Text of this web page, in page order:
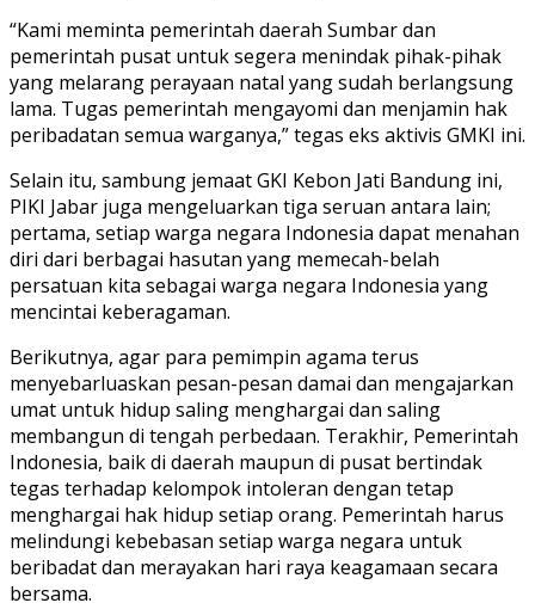
“Kami meminta pemerintah daerah Sumbar dan
pemerintah pusat untuk segera menindak pihak-pihak
yang melarang perayaan natal yang sudah berlangsung
lama. Tugas pemerintah mengayomi dan menjamin hak
peribadatan semua warganya,” tegas eks aktivis GMKI ini.
Selain itu, sambung jemaat GKI Kebon Jati Bandung ini,
PIKI Jabar juga mengeluarkan tiga seruan antara lain;
pertama, setiap warga negara Indonesia dapat menahan
diri dari berbagai hasutan yang memecah-belah
persatuan kita sebagai warga negara Indonesia yang
mencintai keberagaman.
Berikutnya, agar para pemimpin agama terus
menyebarluaskan pesan-pesan damai dan mengajarkan
umat untuk hidup saling menghargai dan saling
membangun di tengah perbedaan. Terakhir, Pemerintah
Indonesia, baik di daerah maupun di pusat bertindak
tegas terhadap kelompok intoleran dengan tetap
menghargai hak hidup setiap orang. Pemerintah harus
melindungi kebebasan setiap warga negara untuk
beribadat dan merayakan hari raya keagamaan secara
bersama.